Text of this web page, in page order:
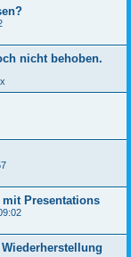
nicht behoben.
Presentations